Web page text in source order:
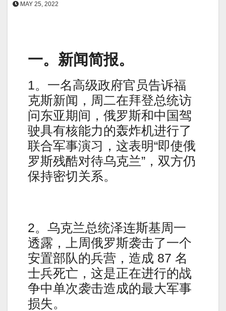
MAY 25, 2022
一。新闻简报。
1。一名高级政府官员告诉福
克斯新闻，周二在拜登总统访
问东亚期间，俄罗斯和中国驾
驶具有核能力的轰炸机进行了
联合军事演习，这表明“即使俄
罗斯残酷对待乌克兰”，双方仍
保持密切关系。
2。乌克兰总统泽连斯基周一
透露，上周俄罗斯袭击了一个
安置部队的兵营，造成 87 名
士兵死亡，这是正在进行的战
争中单次袭击造成的最大军事
损失。